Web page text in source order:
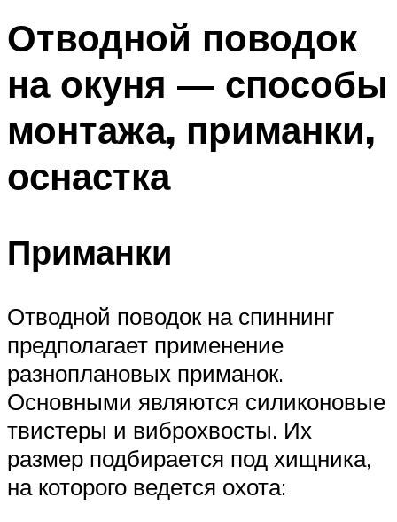
Отводной поводок
на окуня — способы
монтажа, приманки,
оснастка
Приманки
Отводной поводок на спиннинг
предполагает применение
разноплановых приманок.
Основными являются силиконовые
твистеры и виброхвосты. Их
размер подбирается под хищника,
на которого ведется охота: